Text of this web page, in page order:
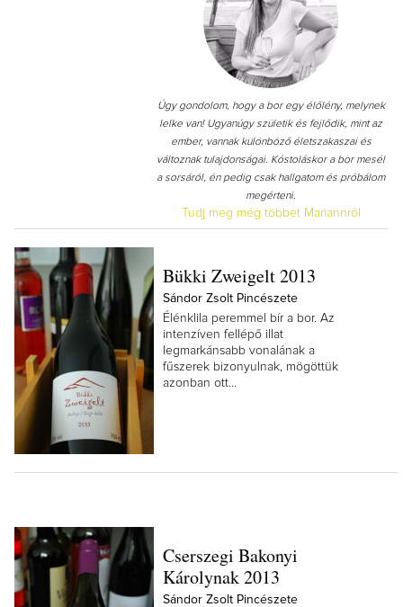
Úgy gondolom, hogy a bor egy élőlény, melynek
lelke van! Ugyanúgy születik és fejlődik, mint az
ember, vannak különböző életszakaszai és
változnak tulajdonságai. Kóstoláskor a bor mesél
a sorsáról, én pedig csak hallgatom és próbálom
megérteni.
Tudj meg még többet Mariannról
Bükki Zweigelt 2013
Sándor Zsolt Pincészete
Élénklila peremmel bír a bor. Az
intenzíven fellépő illat
legmarkánsabb vonalának a
fűszerek bizonyulnak, mögöttük
azonban ott...
Cserszegi Bakonyi
Károlynak 2013
Sándor Zsolt Pincészete